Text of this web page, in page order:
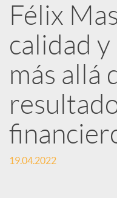
b
l
i
c
Félix
calidad
más allá
19.04.2022